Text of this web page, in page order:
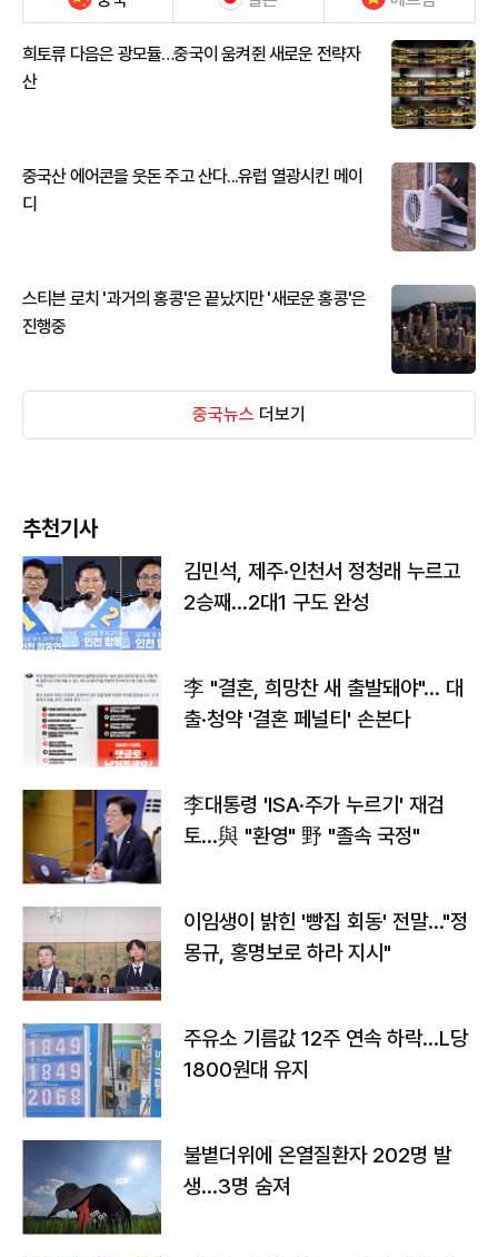
희토류 다음은 광모듈…중국이 움켜쥔 새로운 전략자
산
중국산 에어콘을 웃돈 주고 산다...유럽 열광시킨 메이
디
스티븐 로치 '과거의 홍콩'은 끝났지만 '새로운 홍콩'은
진행중
중국뉴스 더보기
추천기사
김민석, 제주·인천서 정청래 누르고
2승째…2대1 구도 완성
李 "결혼, 희망찬 새 출발돼야"… 대
출·청약 '결혼 페널티' 손본다
李대통령 'ISA·주가 누르기' 재검
토…與 "환영" 野 "졸속 국정"
이임생이 밝힌 '빵집 회동' 전말…"정
몽규, 홍명보로 하라 지시"
주유소 기름값 12주 연속 하락…L당
1800원대 유지
불볕더위에 온열질환자 202명 발
생…3명 숨져